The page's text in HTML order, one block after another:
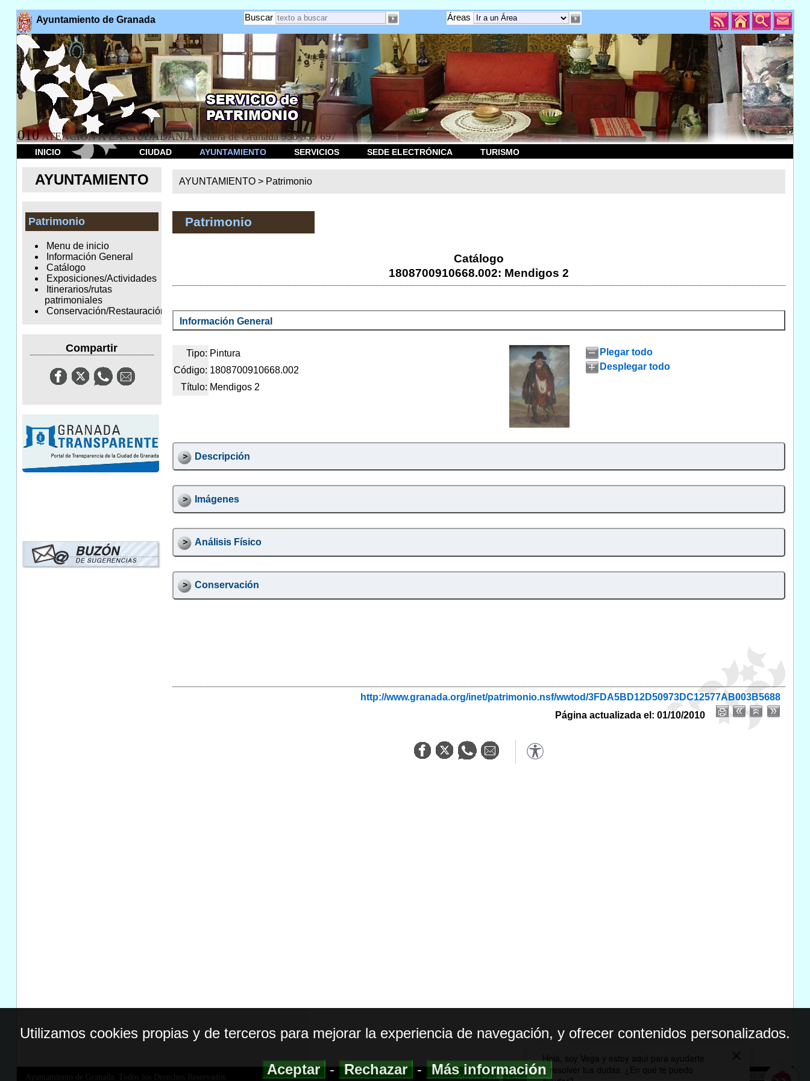
Ayuntamiento de Granada Áreas
Buscar
010 ATENCION A LA CIUDADANÍA. Fuera de Granada 958 539 697
INICIO CIUDAD AYUNTAMIENTO SERVICIOS SEDE ELECTRÓNICA TURISMO
AYUNTAMIENTO
Patrimonio
Menu de inicio
Información General
Catálogo
Exposiciones/Actividades
Itinerarios/rutas
patrimoniales
Conservación/Restauración
Compartir
AYUNTAMIENTO > Patrimonio
Patrimonio
Catálogo
1808700910668.002: Mendigos 2
Información General
Tipo: Pintura
Código: 1808700910668.002
Título: Mendigos 2
Plegar todo
Desplegar todo
Descripción
Imágenes
Análisis Físico
Conservación
http://www.granada.org/inet/patrimonio.nsf/wwtod/3FDA5BD12D50973DC12577AB003B5688
Página actualizada el: 01/10/2010
Ayuntamiento de Granada. Todos los Derechos Reservados. MAPA WEB|ACCESIBILIDAD
Utilizamos cookies propias y de terceros para mejorar la experiencia de navegación, y ofrecer contenidos personalizados.
Aceptar-Rechazar-Más información